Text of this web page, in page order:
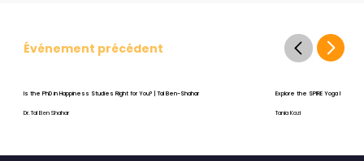
Événement précédent
Is the PhD in Happiness Studies Right for You? | Tal Ben-Shahar
Dr. Tal Ben Shahar
Explore the SPIRE Yoga Program
Tania Kazi